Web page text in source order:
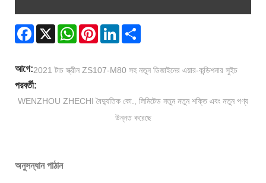
Facebook
X WhatsAppPinterestLinkedIn
আগে:2021 টাচ স্ক্রীন ZS107-M80 সহ নতুন ডিজাইনের এয়ার-কন্ডিশনার সুইচ
পরবর্তী:
WENZHOU ZHECHI বৈদ্যুতিক কো., লিমিটেড নতুন নতুন শক্তি এবং নতুন পণ্য
উন্নত করেছে
অনুসন্ধান পাঠান